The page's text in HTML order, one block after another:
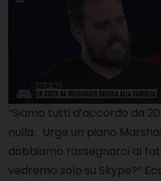
“Siamo tutti d’accordo da
nulla… Urge un piano
dobbiamo rassegnarci al
vedremo solo su Skype?”